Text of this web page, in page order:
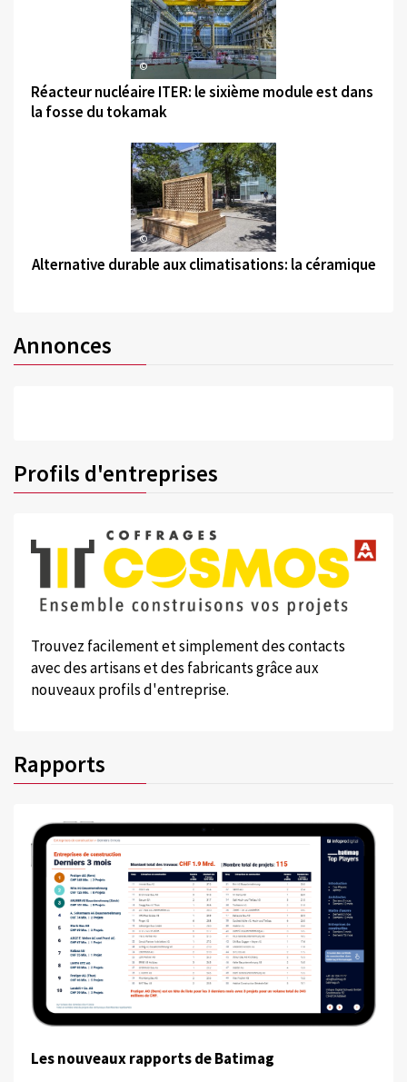
©
Réacteur nucléaire ITER: le sixième module est dans
la fosse du tokamak
©
Alternative durable aux climatisations: la céramique
Annonces
Profils d'entreprises
Trouvez facilement et simplement des contacts
avec des artisans et des fabricants grâce aux
nouveaux profils d'entreprise.
Rapports
Les nouveaux rapports de Batimag